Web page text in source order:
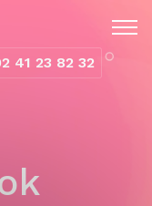
41 23 82 32